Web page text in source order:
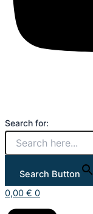
Search for:
Search Button
0,00 € 0